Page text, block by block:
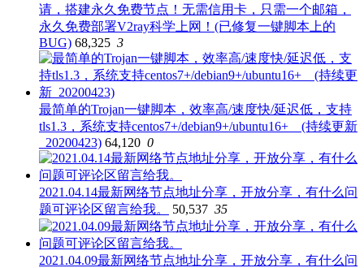
请，搭建永久免费节点！无需信用卡，只需一个邮箱，
永久免费部署V2ray科学上网！(已修复一键脚本上的
BUG) 68,325 3
最简单的Trojan一键脚本，效率高/速度快/延迟低，支持
tls1.3，系统支持centos7+/debian9+/ubuntu16+ (持续更新
_20200423) 64,120 0
2021.04.14最新网络节点地址分享，开放分享，有什么问
题可评论区留言给我。
50,537 35
2021.04.09最新网络节点地址分享，开放分享，有什么问